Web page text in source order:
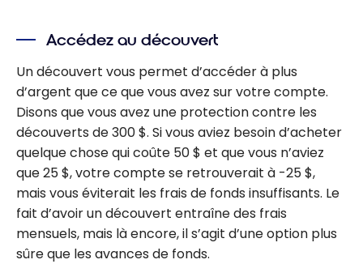
Accédez au découvert
Un découvert vous permet d’accéder à plus
d’argent que ce que vous avez sur votre compte.
Disons que vous avez une protection contre les
découverts de 300 $. Si vous aviez besoin d’acheter
quelque chose qui coûte 50 $ et que vous n’aviez
que 25 $, votre compte se retrouverait à -25 $,
mais vous éviterait les frais de fonds insuffisants. Le
fait d’avoir un découvert entraîne des frais
mensuels, mais là encore, il s’agit d’une option plus
sûre que les avances de fonds.